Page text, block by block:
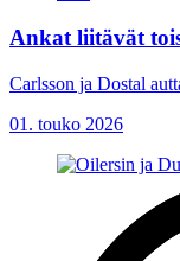
Ankat liitävät
Carlsson ja Dostal
01. touko 2026